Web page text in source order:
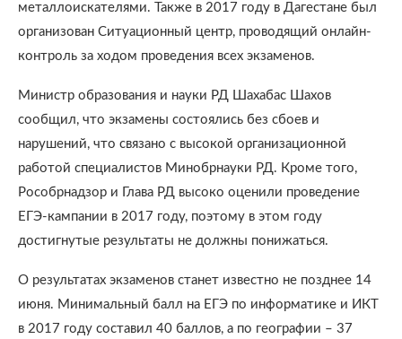
металлоискателями. Также в 2017 году в Дагестане был
организован Ситуационный центр, проводящий онлайн-
контроль за ходом проведения всех экзаменов.
Министр образования и науки РД Шахабас Шахов
сообщил, что экзамены состоялись без сбоев и
нарушений, что связано с высокой организационной
работой специалистов Минобрнауки РД. Кроме того,
Рособрнадзор и Глава РД высоко оценили проведение
ЕГЭ-кампании в 2017 году, поэтому в этом году
достигнутые результаты не должны понижаться.
О результатах экзаменов станет известно не позднее 14
июня. Минимальный балл на ЕГЭ по информатике и ИКТ
в 2017 году составил 40 баллов, а по географии – 37